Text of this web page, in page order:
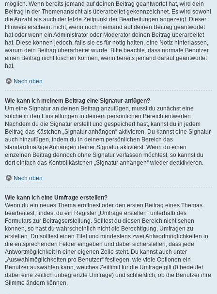
möglich. Wenn bereits jemand auf deinen Beitrag geantwortet hat, wird dein
Beitrag in der Themenansicht als überarbeitet gekennzeichnet. Es wird sowohl
die Anzahl als auch der letzte Zeitpunkt der Bearbeitungen angezeigt. Dieser
Hinweis erscheint nicht, wenn noch niemand auf deinen Beitrag geantwortet
hat oder wenn ein Administrator oder Moderator deinen Beitrag überarbeitet
hat. Diese können jedoch, falls sie es für nötig halten, eine Notiz hinterlassen,
warum dein Beitrag überarbeitet wurde. Bitte beachte, dass normale Benutzer
einen Beitrag nicht löschen können, wenn bereits jemand darauf geantwortet
hat.
Nach oben
Wie kann ich meinem Beitrag eine Signatur anfügen?
Um eine Signatur an deinen Beitrag anzufügen, musst du zunächst eine
solche in den Einstellungen in deinem persönlichen Bereich entwerfen.
Nachdem du die Signatur erstellt und gespeichert hast, kannst du in jedem
Beitrag das Kästchen „Signatur anhängen“ aktivieren. Du kannst eine Signatur
auch hinzufügen, indem du in deinem persönlichen Bereich das
standardmäßige Anhängen deiner Signatur aktivierst. Wenn du einen
einzelnen Beitrag dennoch ohne Signatur verfassen möchtest, so kannst du
dort einfach das Kontrollkästchen „Signatur anhängen“ wieder deaktivieren.
Nach oben
Wie kann ich eine Umfrage erstellen?
Wenn du ein neues Thema eröffnest oder den ersten Beitrag eines Themas
bearbeitest, findest du ein Register „Umfrage erstellen“ unterhalb des
Formulars zur Beitragserstellung. Solltest du diesen Bereich nicht sehen
können, so hast du wahrscheinlich nicht die Berechtigung, Umfragen zu
erstellen. Du solltest einen Titel und mindestens zwei Antwortmöglichkeiten in
die entsprechenden Felder eingeben und dabei sicherstellen, dass jede
Antwortmöglichkeit in einer eigenen Zeile steht. Du kannst auch unter
„Auswahlmöglichkeiten pro Benutzer“ festlegen, wie viele Optionen ein
Benutzer auswählen kann, welches Zeitlimit für die Umfrage gilt (0 bedeutet
dabei eine zeitlich unbegrenzte Umfrage) und schließlich, ob die Benutzer ihre
Stimme ändern können.